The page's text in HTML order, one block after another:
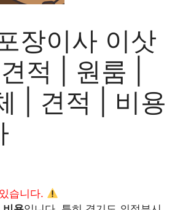
장이사 이삿
적 | 원룸 |
| 견적 | 비용
습니다.